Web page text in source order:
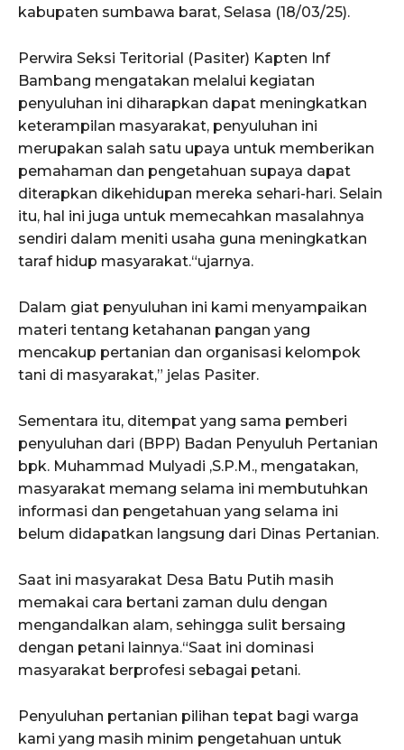
kabupaten sumbawa barat, Selasa (18/03/25).
Perwira Seksi Teritorial (Pasiter) Kapten Inf
Bambang mengatakan melalui kegiatan
penyuluhan ini diharapkan dapat meningkatkan
keterampilan masyarakat, penyuluhan ini
merupakan salah satu upaya untuk memberikan
pemahaman dan pengetahuan supaya dapat
diterapkan dikehidupan mereka sehari-hari. Selain
itu, hal ini juga untuk memecahkan masalahnya
sendiri dalam meniti usaha guna meningkatkan
taraf hidup masyarakat.“ujarnya.
Dalam giat penyuluhan ini kami menyampaikan
materi tentang ketahanan pangan yang
mencakup pertanian dan organisasi kelompok
tani di masyarakat,” jelas Pasiter.
Sementara itu, ditempat yang sama pemberi
penyuluhan dari (BPP) Badan Penyuluh Pertanian
bpk. Muhammad Mulyadi ,S.P.M., mengatakan,
masyarakat memang selama ini membutuhkan
informasi dan pengetahuan yang selama ini
belum didapatkan langsung dari Dinas Pertanian.
Saat ini masyarakat Desa Batu Putih masih
memakai cara bertani zaman dulu dengan
mengandalkan alam, sehingga sulit bersaing
dengan petani lainnya.“Saat ini dominasi
masyarakat berprofesi sebagai petani.
Penyuluhan pertanian pilihan tepat bagi warga
kami yang masih minim pengetahuan untuk